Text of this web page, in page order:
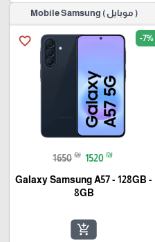
( موبايل ) Mobile Samsung
favorite_border -7%
1650 ₪ 1520 ₪
Galaxy Samsung A57 - 128GB -
8GB
add_shopping_cart